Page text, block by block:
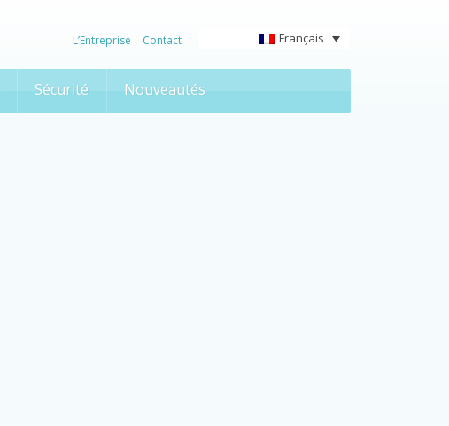
L’Entreprise Contact Français
Sécurité Nouveautés